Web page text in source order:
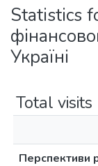
Collections
All of DSpace
Statistics
Україні
Total visits
Перспективи